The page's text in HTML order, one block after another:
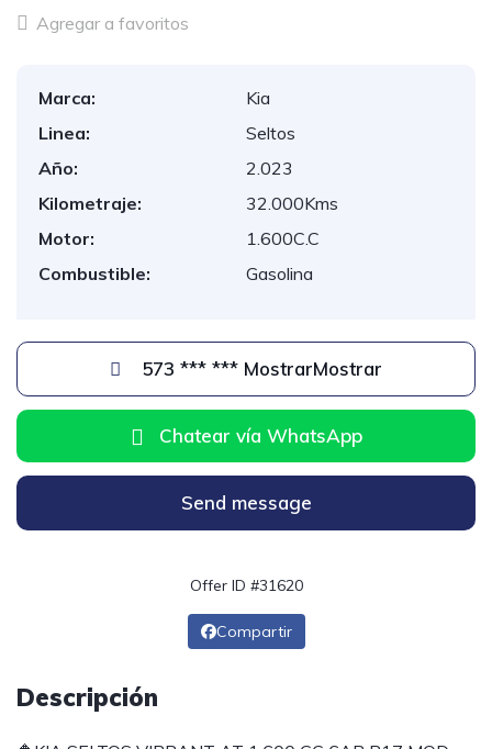
Agregar a favoritos
Marca:
Kia
Linea:
Seltos
Año:
2.023
Kilometraje:
32.000Kms
Motor:
1.600C.C
Combustible:
Gasolina
573 *** *** MostrarMostrar
Chatear vía WhatsApp
Send message
Offer ID #31620
Compartir
Descripción